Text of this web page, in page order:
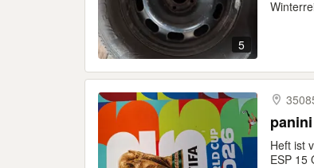
5
Heft ist
ESP 15